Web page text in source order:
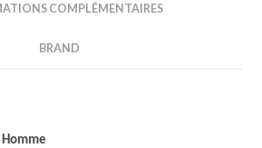
COMPLÉMENTAIRES
BRAND